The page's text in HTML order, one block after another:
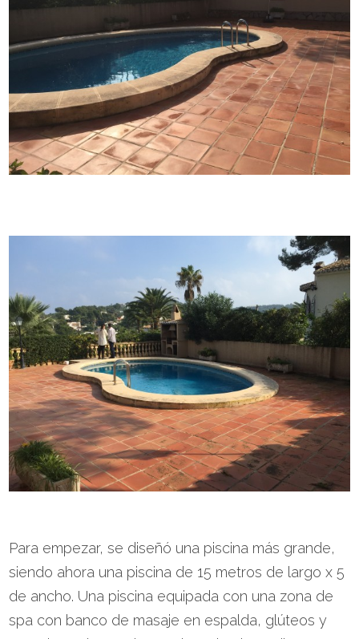
Para empezar, se diseñó una piscina más grande,
siendo ahora una piscina de 15 metros de largo x 5
de ancho. Una piscina equipada con una zona de
spa con banco de masaje en espalda, glúteos y